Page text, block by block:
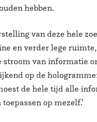
hebben.
van deze hele
en verder lege
stroom van informatie
op de
de hele tijd alle
op mezelf.’